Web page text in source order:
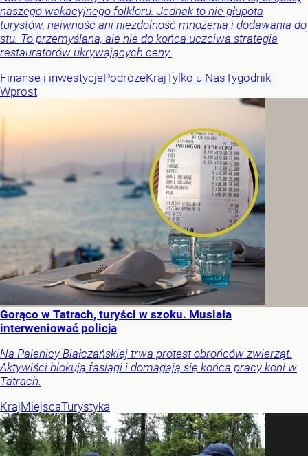
naszego wakacyjnego folkloru. Jednak to nie głupota
turystów, naiwność ani niezdolność mnożenia i dodawania do
stu. To przemyślana, ale nie do końca uczciwa strategia
restauratorów ukrywających ceny.
Finanse i inwestycjePodróżeKrajTylko u NasTygodnik
Wprost
Gorąco w Tatrach, turyści w szoku. Musiała
interweniować policja
Na Palenicy Białczańskiej trwa protest obrońców zwierząt.
Aktywiści blokują fasiągi i domagają się końca pracy koni w
Tatrach.
KrajMiejscaTurystyka